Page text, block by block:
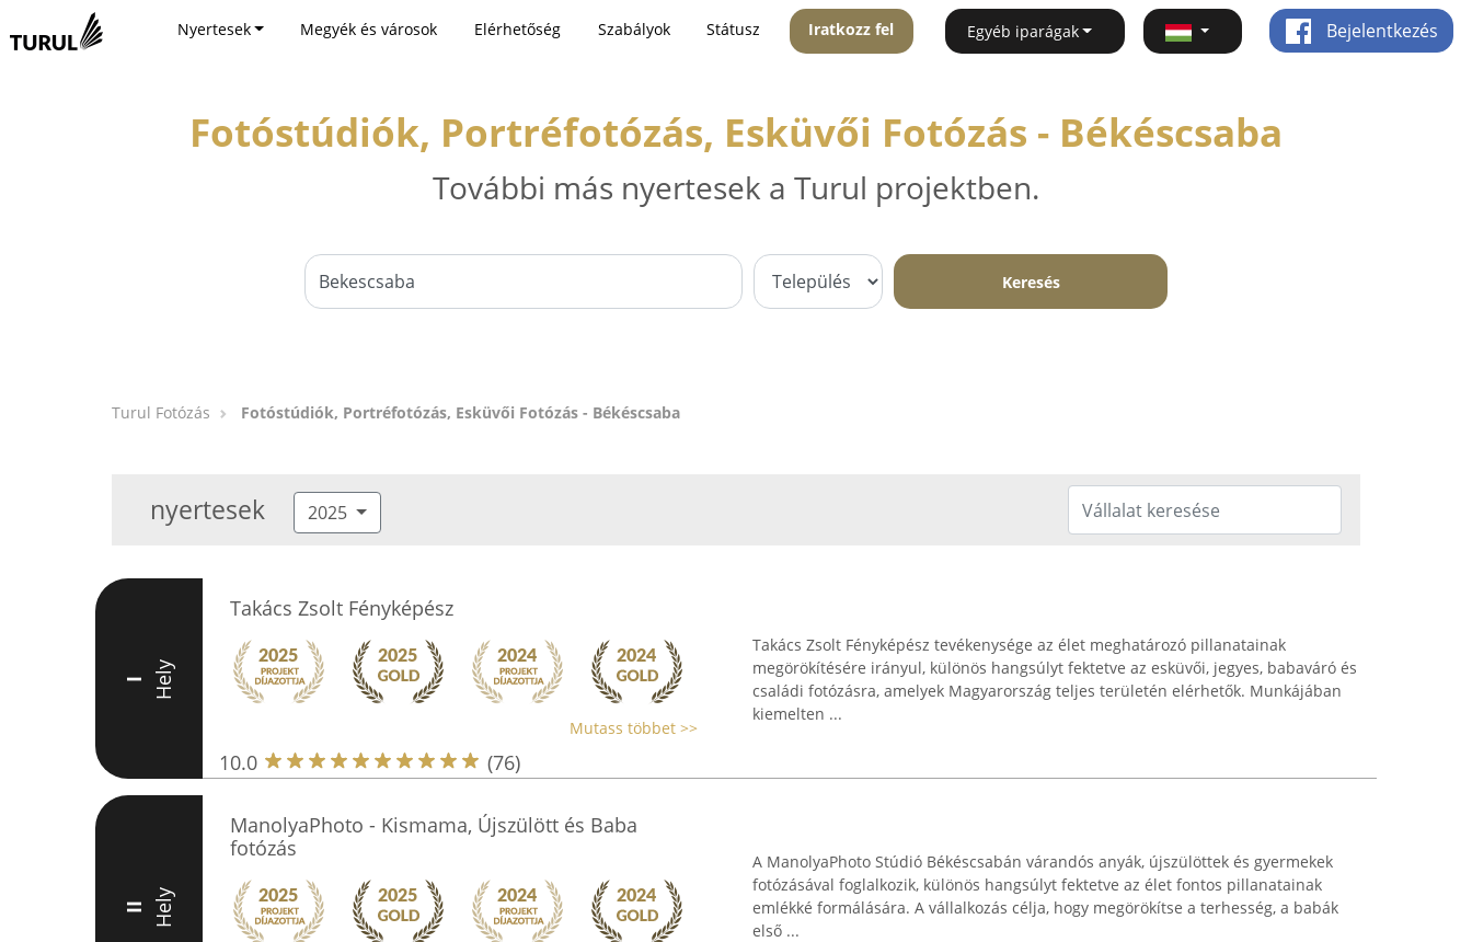
Nyertesek Megyék és városok Elérhetőség Szabályok Státusz Iratkozz fel Egyéb iparágak Bejelentkezés
Fotóstúdiók, Portréfotózás, Esküvői Fotózás - Békéscsaba
További más nyertesek a Turul projektben.
Keresés
Turul Fotózás Fotóstúdiók, Portréfotózás, Esküvői Fotózás - Békéscsaba
nyertesek 2025
I Hely
Takács Zsolt Fényképész
Mutass többet >>
10.0 (76)
Takács Zsolt Fényképész tevékenysége az élet meghatározó pillanatainak
megörökítésére irányul, különös hangsúlyt fektetve az esküvői, jegyes, babaváró és
családi fotózásra, amelyek Magyarország teljes területén elérhetők. Munkájában
kiemelten ...
II Hely
ManolyaPhoto - Kismama, Újszülött és Baba
fotózás
A ManolyaPhoto Stúdió Békéscsabán várandós anyák, újszülöttek és gyermekek
fotózásával foglalkozik, különös hangsúlyt fektetve az élet fontos pillanatainak
emlékké formálására. A vállalkozás célja, hogy megörökítse a terhesség, a babák
első ...